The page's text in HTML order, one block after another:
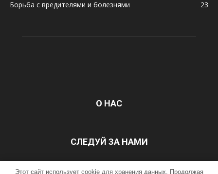
Борьба с вредителями и болезнями
23
О НАС
СЛЕДУЙ ЗА НАМИ
Этот сайт использует cookie для хранения данных. Продолжая